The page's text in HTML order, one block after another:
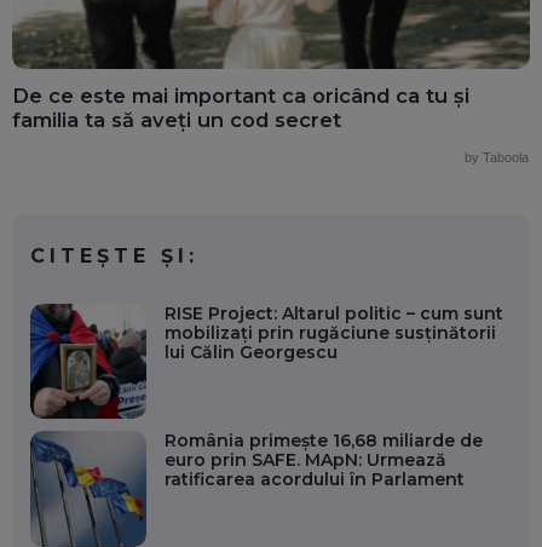
De ce este mai important ca oricând ca tu și
familia ta să aveți un cod secret
by Taboola
CITEȘTE ȘI:
RISE Project: Altarul politic – cum sunt
mobilizați prin rugăciune susținătorii
lui Călin Georgescu
România primește 16,68 miliarde de
euro prin SAFE. MApN: Urmează
ratificarea acordului în Parlament